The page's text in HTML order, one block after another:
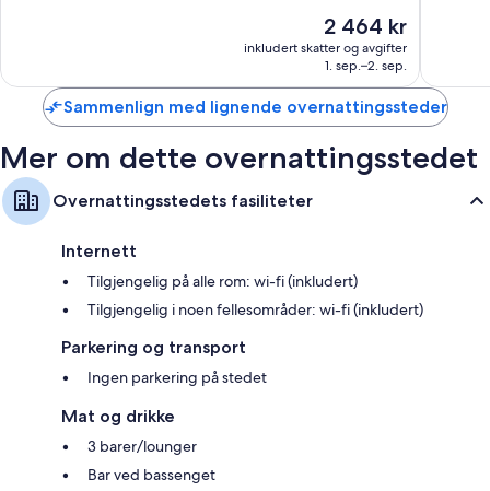
Prisen
er
2 464 kr
2 464 kr
inkludert skatter og avgifter
1. sep.–2. sep.
Sammenlign med lignende overnattingssteder
Mer om dette overnattingsstedet
Overnattingsstedets fasiliteter
Internett
Tilgjengelig på alle rom: wi-fi (inkludert)
Tilgjengelig i noen fellesområder: wi-fi (inkludert)
Parkering og transport
Ingen parkering på stedet
Mat og drikke
3 barer/lounger
Bar ved bassenget